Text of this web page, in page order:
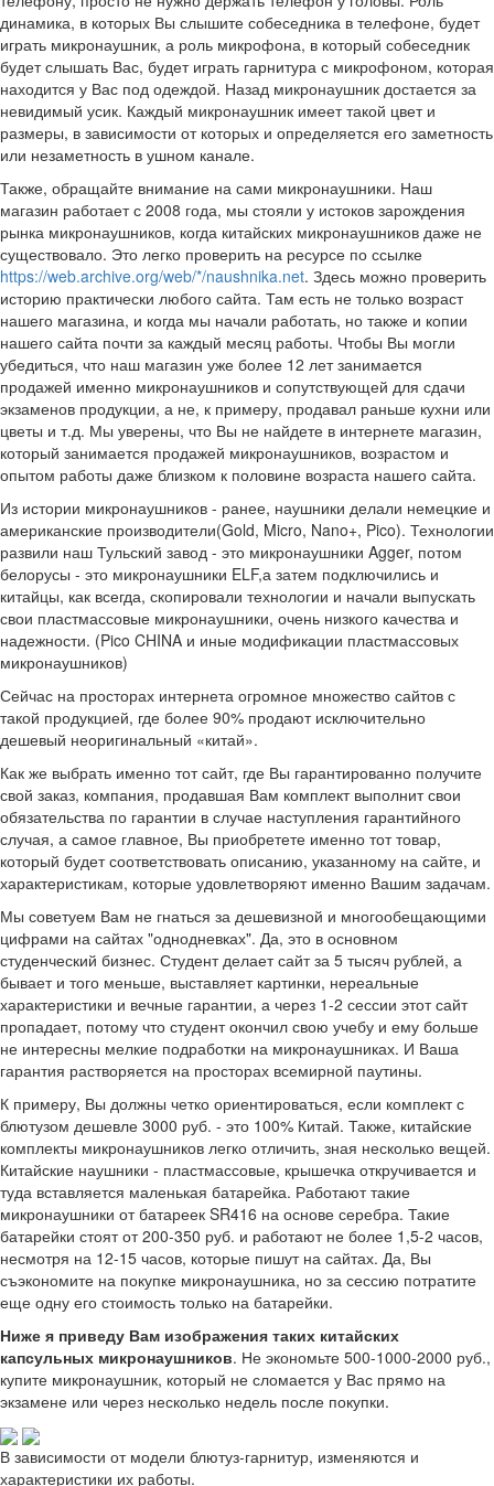
динамика, в которых Вы слышите собеседника в телефоне, будет
играть микронаушник, а роль микрофона, в который собеседник
будет слышать Вас, будет играть гарнитура с микрофоном, которая
находится у Вас под одеждой. Назад микронаушник достается за
невидимый усик. Каждый микронаушник имеет такой цвет и
размеры, в зависимости от которых и определяется его заметность
или незаметность в ушном канале.
Также, обращайте внимание на сами микронаушники. Наш
магазин работает с 2008 года, мы стояли у истоков зарождения
рынка микронаушников, когда китайских микронаушников даже не
существовало. Это легко проверить на ресурсе по ссылке
https://web.archive.org/web/*/naushnika.net. Здесь можно проверить
историю практически любого сайта. Там есть не только возраст
нашего магазина, и когда мы начали работать, но также и копии
нашего сайта почти за каждый месяц работы. Чтобы Вы могли
убедиться, что наш магазин уже более 12 лет занимается
продажей именно микронаушников и сопутствующей для сдачи
экзаменов продукции, а не, к примеру, продавал раньше кухни или
цветы и т.д. Мы уверены, что Вы не найдете в интернете магазин,
который занимается продажей микронаушников, возрастом и
опытом работы даже близком к половине возраста нашего сайта.
Из истории микронаушников - ранее, наушники делали немецкие и
американские производители(Gold, Micro, Nano+, Pico). Технологии
развили наш Тульский завод - это микронаушники Agger, потом
белорусы - это микронаушники ELF,а затем подключились и
китайцы, как всегда, скопировали технологии и начали выпускать
свои пластмассовые микронаушники, очень низкого качества и
надежности. (Pico CHINA и иные модификации пластмассовых
микронаушников)
Сейчас на просторах интернета огромное множество сайтов с
такой продукцией, где более 90% продают исключительно
дешевый неоригинальный «китай».
Как же выбрать именно тот сайт, где Вы гарантированно получите
свой заказ, компания, продавшая Вам комплект выполнит свои
обязательства по гарантии в случае наступления гарантийного
случая, а самое главное, Вы приобретете именно тот товар,
который будет соответствовать описанию, указанному на сайте, и
характеристикам, которые удовлетворяют именно Вашим задачам.
Мы советуем Вам не гнаться за дешевизной и многообещающими
цифрами на сайтах "однодневках". Да, это в основном
студенческий бизнес. Студент делает сайт за 5 тысяч рублей, а
бывает и того меньше, выставляет картинки, нереальные
характеристики и вечные гарантии, а через 1-2 сессии этот сайт
пропадает, потому что студент окончил свою учебу и ему больше
не интересны мелкие подработки на микронаушниках. И Ваша
гарантия растворяется на просторах всемирной паутины.
К примеру, Вы должны четко ориентироваться, если комплект с
блютузом дешевле 3000 руб. - это 100% Китай. Также, китайские
комплекты микронаушников легко отличить, зная несколько вещей.
Китайские наушники - пластмассовые, крышечка откручивается и
туда вставляется маленькая батарейка. Работают такие
микронаушники от батареек SR416 на основе серебра. Такие
батарейки стоят от 200-350 руб. и работают не более 1,5-2 часов,
несмотря на 12-15 часов, которые пишут на сайтах. Да, Вы
съэкономите на покупке микронаушника, но за сессию потратите
еще одну его стоимость только на батарейки.
Ниже я приведу Вам изображения таких китайских
капсульных микронаушников. Не экономьте 500-1000-2000 руб.,
купите микронаушник, который не сломается у Вас прямо на
экзамене или через несколько недель после покупки.
В зависимости от модели блютуз-гарнитур, изменяются и
характеристики их работы.